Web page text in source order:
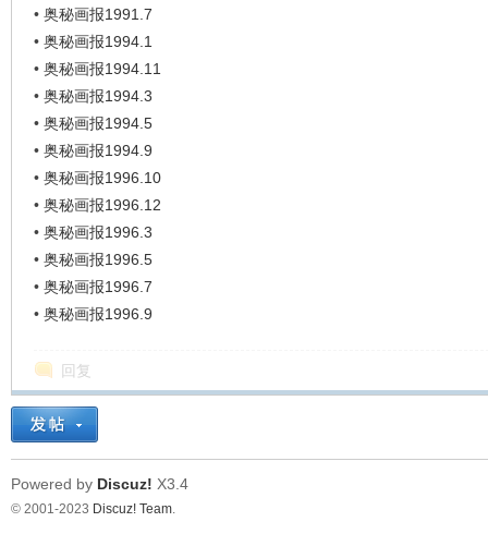
• 奥秘画报1991.7
• 奥秘画报1994.1
• 奥秘画报1994.11
• 奥秘画报1994.3
• 奥秘画报1994.5
• 奥秘画报1994.9
• 奥秘画报1996.10
• 奥秘画报1996.12
• 奥秘画报1996.3
• 奥秘画报1996.5
• 奥秘画报1996.7
• 奥秘画报1996.9
回复
Powered by Discuz! X3.4
© 2001-2023 Discuz! Team.